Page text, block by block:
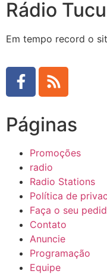
Rádio
Em tempo record o
Páginas
Promoções
radio
Radio Stations
Política de
Faça o seu
Contato
Anuncie
Programação
Equipe